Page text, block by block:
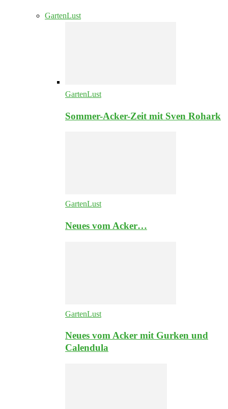
GartenLust
GartenLust
Sommer-Acker-Zeit mit Sven Rohark
GartenLust
Neues vom Acker…
GartenLust
Neues vom Acker mit Gurken und
Calendula